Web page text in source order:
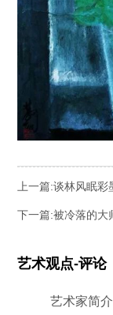
上一篇:谈林风眠彩
下一篇:被冷落的大
艺术观点-评论
艺术家简介